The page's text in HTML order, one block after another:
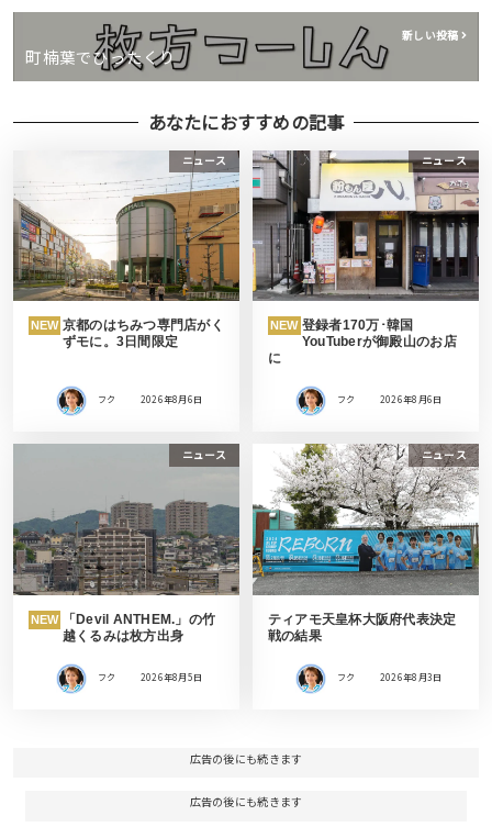
新しい投稿
町楠葉でひったくり
あなたにおすすめの記事
ニュース
NEW 京都のはちみつ専門店がく
ずモに。3日間限定
フク 2026年8月6日
ニュース
NEW 登録者170万･韓国
YouTuberが御殿山のお店
に
フク 2026年8月6日
ニュース
NEW
「Devil ANTHEM.」の竹
越くるみは枚方出身
フク 2026年8月5日
ニュース
ティアモ天皇杯大阪府代表決定
戦の結果
フク 2026年8月3日
広告の後にも続きます
広告の後にも続きます